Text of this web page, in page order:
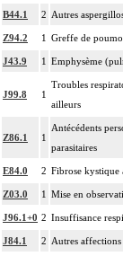
B44.1 2 Autres
Z94.2 1 Greffe de
J43.9 1 Emphysème
J99.8 1
Troubles
ailleurs
Z86.1 1
Antécédents
parasitaires
E84.0 2 Fibrose kystique
Z03.0 1 Mise en
J96.1+0 2 Insuffisance
J84.1 2 Autres